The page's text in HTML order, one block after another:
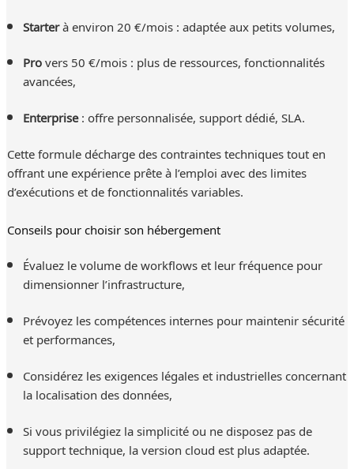
Starterà environ 20 €/mois : adaptée aux petits volumes,
Provers 50 €/mois : plus de ressources, fonctionnalités
avancées,
Enterprise: offre personnalisée, support dédié, SLA.
Cette formule décharge des contraintes techniques tout en
offrant une expérience prête à l’emploi avec des limites
d’exécutions et de fonctionnalités variables.
Conseils pour choisir son hébergement
Évaluez le volume de workflows et leur fréquence pour
dimensionner l’infrastructure,
Prévoyez les compétences internes pour maintenir sécurité
et performances,
Considérez les exigences légales et industrielles concernant
la localisation des données,
Si vous privilégiez la simplicité ou ne disposez pas de
support technique, la version cloud est plus adaptée.